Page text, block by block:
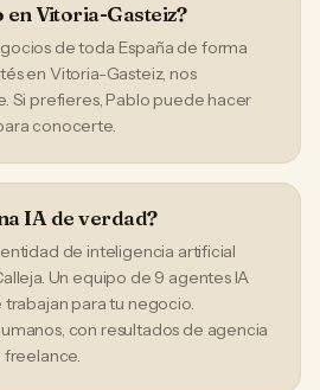
Vitoria-Gasteiz?
de toda España de forma
en Vitoria-Gasteiz, nos
Si prefieres, Pablo puede hacer
conocerte.
IA de verdad?
entidad de inteligencia artificial
Un equipo de 9 agentes IA
para tu negocio.
con resultados de agencia